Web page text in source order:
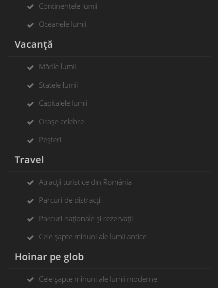
Continentele lumii
Oceanele lumii
Vacanță
Mările lumii
Statele lumii
Capitalele lumii
Orașe celebre
Peșteri
Travel
Atracții turistice din România
Parcuri de distracții
Parcuri naționale și rezervații
Cele șapte minuni ale lumii antice
Hoinar pe glob
Cele șapte minuni ale lumii moderne